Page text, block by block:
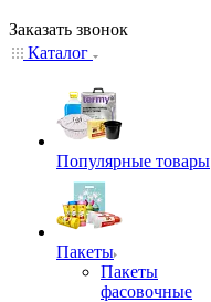
Заказать звонок
Каталог
Популярные товары
Пакеты
Пакеты
фасовочные